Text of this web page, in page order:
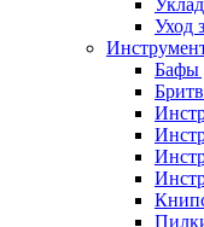
Уход
Бафы